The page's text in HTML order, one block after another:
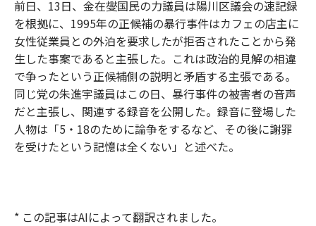
前日、13日、金在燮国民の力議員は陽川区議会の速記録
を根拠に、1995年の正候補の暴行事件はカフェの店主に
女性従業員との外泊を要求したが拒否されたことから発
生した事案であると主張した。これは政治的見解の相違
で争ったという正候補側の説明と矛盾する主張である。
同じ党の朱進宇議員はこの日、暴行事件の被害者の音声
だと主張し、関連する録音を公開した。録音に登場した
人物は「5・18のために論争をするなど、その後に謝罪
を受けたという記憶は全くない」と述べた。
* この記事はAIによって翻訳されました。